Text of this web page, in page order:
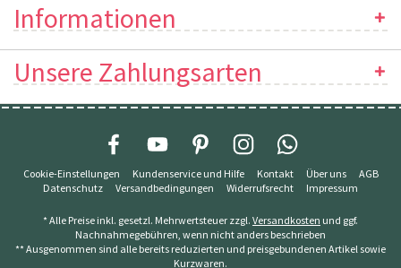
Informationen
Unsere Zahlungsarten
Cookie-Einstellungen Kundenservice und Hilfe Kontakt Über uns
AGB
Datenschutz
Versandbedingungen Widerrufsrecht Impressum
* Alle Preise inkl. gesetzl. Mehrwertsteuer zzgl. Versandkosten und ggf.
Nachnahmegebühren, wenn nicht anders beschrieben
** Ausgenommen sind alle bereits reduzierten und preisgebundenen Artikel sowie
Kurzwaren.